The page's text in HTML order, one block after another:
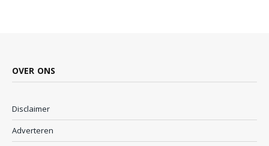
OVER ONS
Disclaimer
Adverteren